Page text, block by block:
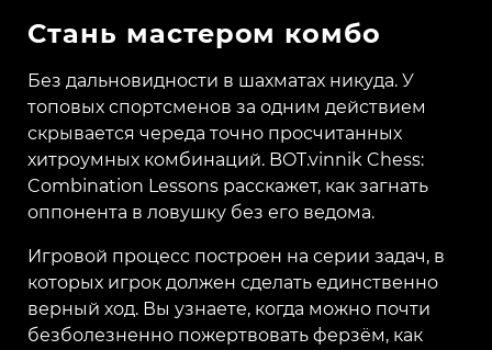
Стань мастером комбо
Без дальновидности в шахматах никуда. У
топовых спортсменов за одним действием
скрывается череда точно просчитанных
хитроумных комбинаций. BOT.vinnik Chess:
Combination Lessons расскажет, как загнать
оппонента в ловушку без его ведома.
Игровой процесс построен на серии задач, в
которых игрок должен сделать единственно
верный ход. Вы узнаете, когда можно почти
безболезненно пожертвовать ферзём, как